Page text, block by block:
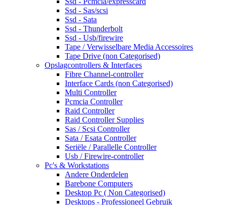
Ssd - Sas/scsi
Ssd - Sata
Ssd - Thunderbolt
Ssd - Usb/firewire
Tape / Verwisselbare Media Accessoires
Tape Drive (non Categorised)
Opslagcontrollers & Interfaces
Fibre Channel-controller
Interface Cards (non Categorised)
Multi Controller
Pcmcia Controller
Raid Controller
Raid Controller Supplies
Sas / Scsi Controller
Sata / Esata Controller
Seriële / Parallelle Controller
Usb / Firewire-controller
Pc's & Workstations
Andere Onderdelen
Barebone Computers
Desktop Pc ( Non Categorised)
Desktops - Professioneel Gebruik